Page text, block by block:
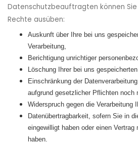
Datenschutzbeauftragten können
Rechte ausüben:
Auskunft über Ihre bei uns
Verarbeitung,
Berichtigung unrichtiger
Löschung Ihrer bei uns
Einschränkung der
aufgrund gesetzlicher Pflichten noch
Widerspruch gegen die Verarbeitung
Datenübertragbarkeit, sofern Sie in
eingewilligt haben oder einen
haben.